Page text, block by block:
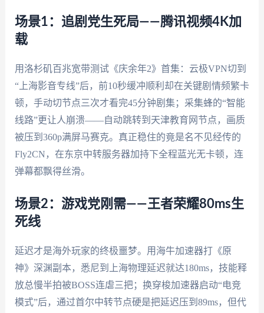
场景1：追剧党生死局——腾讯视频4K加
载
用洛杉矶百兆宽带测试《庆余年2》首集：云极VPN切到
“上海影音专线”后，前10秒缓冲顺利却在关键剧情频繁卡
顿，手动切节点三次才看完45分钟剧集；采集蜂的“智能
线路”更让人崩溃——自动跳转到天津教育网节点，画质
被压到360p满屏马赛克。真正稳住的竟是名不见经传的
Fly2CN，在东京中转服务器加持下全程蓝光无卡顿，连
弹幕都飘得丝滑。
场景2：游戏党刚需——王者荣耀80ms生
死线
延迟才是海外玩家的终极噩梦。用海牛加速器打《原
神》深渊副本，悉尼到上海物理延迟就达180ms，技能释
放总慢半拍被BOSS连虐三把；换穿梭加速器启动“电竞
模式”后，通过首尔中转节点硬是把延迟压到89ms，但代